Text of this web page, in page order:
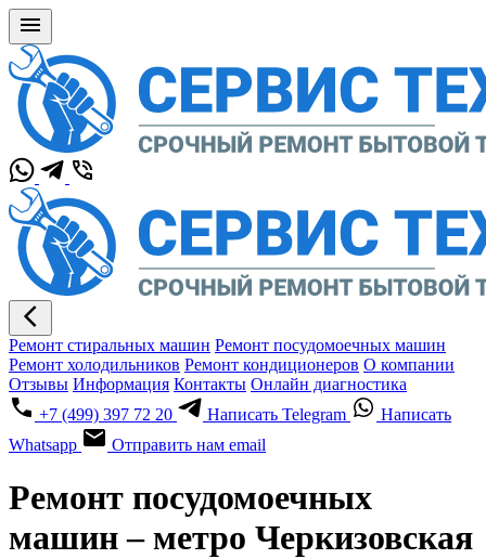
Ремонт стиральных машин Ремонт посудомоечных машин
Ремонт холодильников Ремонт кондиционеров О компании
Отзывы Информация Контакты Онлайн диагностика
+7 (499) 397 72 20
Написать Telegram
Написать
Whatsapp
Отправить нам email
Ремонт посудомоечных
машин – метро Черкизовская